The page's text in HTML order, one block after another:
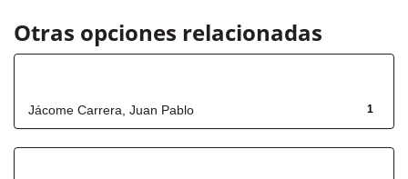
Otras opciones relacionadas
1
Jácome Carrera, Juan Pablo